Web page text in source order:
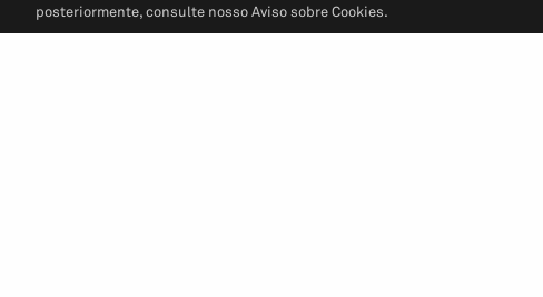
posteriormente, consulte nosso Aviso sobre Cookies.